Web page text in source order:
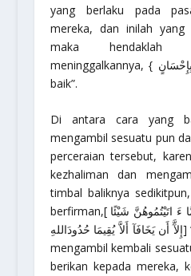
yang berlaku pada
mereka, dan inilah
maka hendaklah
baik”.
Di antara cara yang
mengambil sesuatu pun
perceraian tersebut,
kezhaliman dan
timbal baliknya
berfirman,[ وَلاَ يَحِلُّ لَكُمْ أَن تَأْخُذُوا مِمَّا ءَ اتَيْتُمُوهُنَّ شَيْئًا
إِلآَّ أَن يَخَافَآ أَلاَّ يُقِيمَا حُدُودَاللهِ]
mengambil kembali
berikan kepada mereka,